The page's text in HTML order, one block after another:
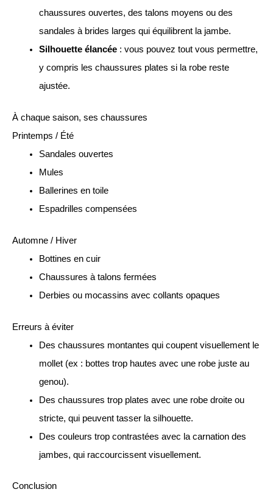
chaussures ouvertes, des talons moyens ou des
sandales à brides larges qui équilibrent la jambe.
Silhouette élancée: vous pouvez tout vous permettre,
y compris les chaussures plates si la robe reste
ajustée.
À chaque saison, ses chaussures
Printemps / Été
Sandales ouvertes
Mules
Ballerines en toile
Espadrilles compensées
Automne / Hiver
Bottines en cuir
Chaussures à talons fermées
Derbies ou mocassins avec collants opaques
Erreurs à éviter
Des chaussures montantes qui coupent visuellement le
mollet (ex : bottes trop hautes avec une robe juste au
genou).
Des chaussures trop plates avec une robe droite ou
stricte, qui peuvent tasser la silhouette.
Des couleurs trop contrastées avec la carnation des
jambes, qui raccourcissent visuellement.
Conclusion